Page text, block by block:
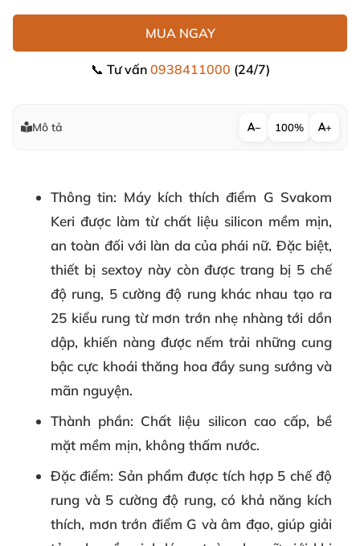
MUA NGAY
📞 Tư vấn 0938411000 (24/7)
Mô tả − 100% +
Thông tin: Máy kích thích điểm G Svakom
Keri được làm từ chất liệu silicon mềm mịn,
an toàn đối với làn da của phái nữ. Đặc biệt,
thiết bị sextoy này còn được trang bị 5 chế
độ rung, 5 cường độ rung khác nhau tạo ra
25 kiểu rung từ mơn trớn nhẹ nhàng tới dồn
dập, khiến nàng được nếm trải những cung
bậc cực khoái thăng hoa đầy sung sướng và
mãn nguyện.
Thành phần: Chất liệu silicon cao cấp, bề
mặt mềm mịn, không thấm nước.
Đặc điểm: Sản phẩm được tích hợp 5 chế độ
rung và 5 cường độ rung, có khả năng kích
thích, mơn trớn điểm G và âm đạo, giúp giải